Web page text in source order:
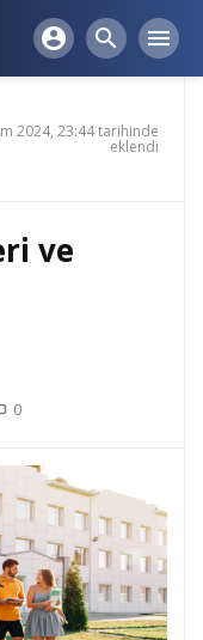
account_circle search menu
2024, 23:44 tarihinde
eklendi
ve
0